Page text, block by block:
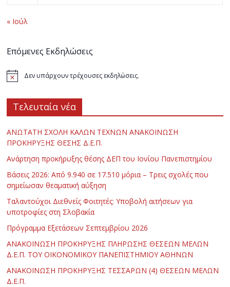
« Ιούλ
Επόμενες Εκδηλώσεις
Δεν υπάρχουν τρέχουσες εκδηλώσεις.
Τελευταία νέα
ΑΝΩΤΑΤΗ ΣΧΟΛΗ ΚΑΛΩΝ ΤΕΧΝΩΝ ΑΝΑΚΟΙΝΩΣΗ
ΠΡΟΚΗΡΥΞΗΣ ΘΕΣΗΣ Δ.Ε.Π.
Ανάρτηση προκήρυξης θέσης ΔΕΠ του Ιονίου Πανεπιστημίου
Βάσεις 2026: Από 9.940 σε 17.510 μόρια – Τρεις σχολές που
σημείωσαν θεαματική αύξηση
Ταλαντούχοι Διεθνείς Φοιτητές: Υποβολή αιτήσεων για
υποτροφίες στη Σλοβακία
Πρόγραμμα Εξετάσεων Σεπτεμβρίου 2026
ΑΝΑΚΟΙΝΩΣΗ ΠΡΟΚΗΡΥΞΗΣ ΠΛΗΡΩΣΗΣ ΘΕΣΕΩΝ ΜΕΛΩΝ
Δ.Ε.Π. ΤΟΥ ΟΙΚΟΝΟΜΙΚΟΥ ΠΑΝΕΠΙΣΤΗΜΙΟΥ ΑΘΗΝΩΝ
ΑΝΑΚΟΙΝΩΣΗ ΠΡΟΚΗΡΥΞΗΣ ΤΕΣΣΑΡΩΝ (4) ΘΕΣΕΩΝ ΜΕΛΩΝ
Δ.Ε.Π.